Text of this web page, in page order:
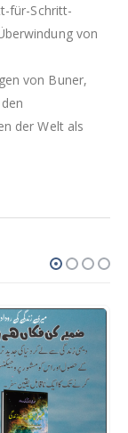
für-Schritt-
von
von Buner,
der Welt als